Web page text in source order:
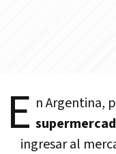
E n Argentina,
ingresar al